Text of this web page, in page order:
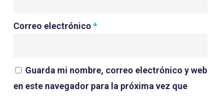
Correo electrónico *
Guarda mi nombre, correo electrónico y web
en este navegador para la próxima vez que